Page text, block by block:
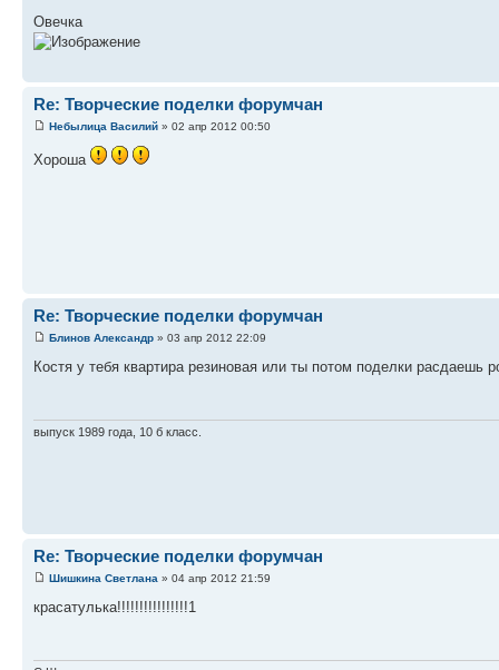
Овечка
Re: Творческие поделки форумчан
Небылица Василий » 02 апр 2012 00:50
Хороша
Re: Творческие поделки форумчан
Блинов Александр » 03 апр 2012 22:09
Костя у тебя квартира резиновая или ты потом поделки расдаешь
выпуск 1989 года, 10 б класс.
Re: Творческие поделки форумчан
Шишкина Светлана » 04 апр 2012 21:59
красатулька!!!!!!!!!!!!!!!!1